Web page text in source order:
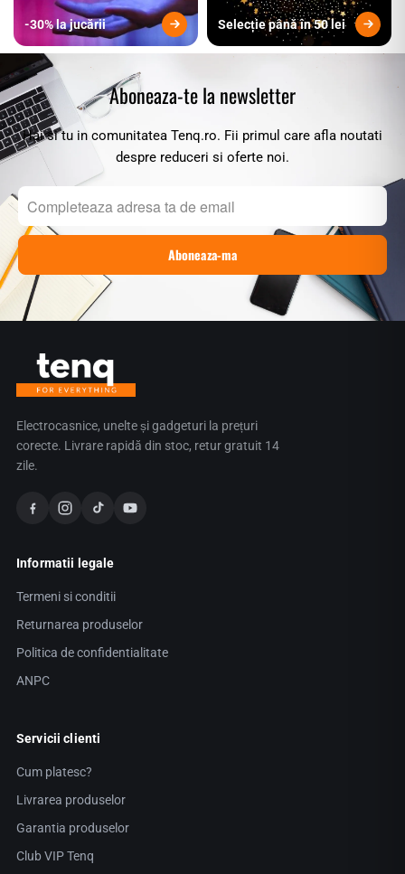
-30% la jucării Selecție până în 50 lei
Aboneaza-te la newsletter
Hai si tu in comunitatea Tenq.ro. Fii primul care afla noutati
despre reduceri si oferte noi.
Electrocasnice, unelte și gadgeturi la prețuri
corecte. Livrare rapidă din stoc, retur gratuit 14
zile.
Informatii legale
Termeni si conditii
Returnarea produselor
Politica de confidentialitate
ANPC
Servicii clienti
Cum platesc?
Livrarea produselor
Garantia produselor
Club VIP Tenq